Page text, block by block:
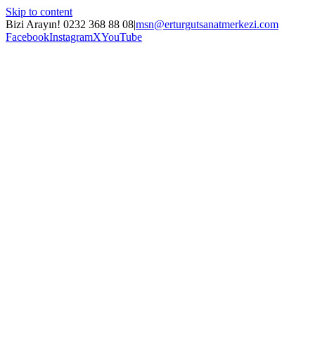
Skip to content
Bizi Arayın! 0232 368 88 08|msn@erturgutsanatmerkezi.com
FacebookInstagramXYouTube